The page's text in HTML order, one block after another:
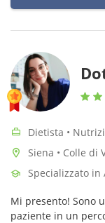
Dietista •
Siena • Colle di
Specializzato
Mi presento! Sono
paziente in un